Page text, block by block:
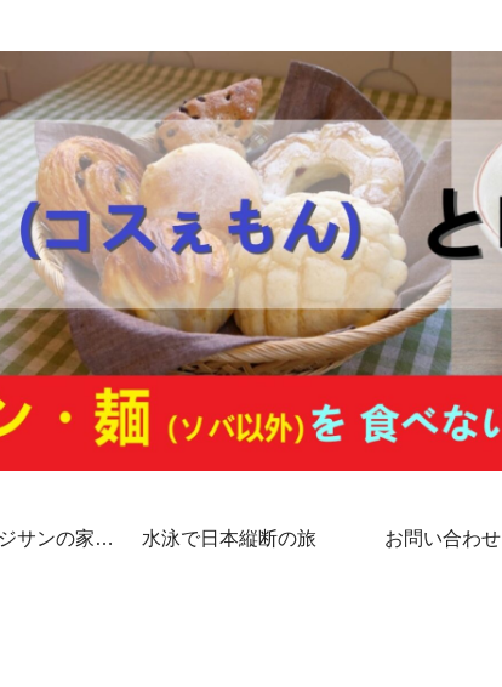
サンの家計 水泳で日本縦断の旅 お問い合わせ